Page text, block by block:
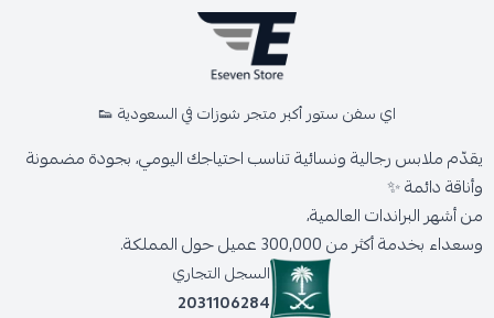
اي سفن ستور أكبر متجر شوزات في السعودية 👟
يقدّم ملابس رجالية ونسائية تناسب احتياجك اليومي، بجودة مضمونة
وأناقة دائمة ✨
من أشهر البراندات العالمية،
وسعداء بخدمة أكثر من 300,000 عميل حول المملكة.
السجل التجاري
2031106284